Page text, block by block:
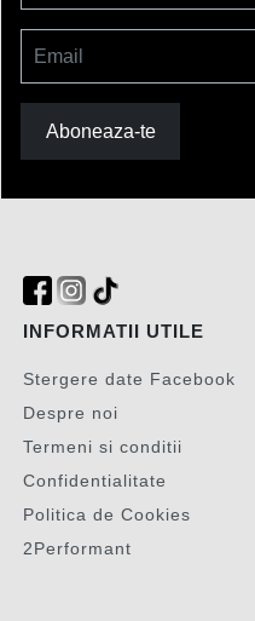
Email
Aboneaza-te
INFORMATII UTILE
Stergere date Facebook
Despre noi
Termeni si conditii
Confidentialitate
Politica de Cookies
2Performant